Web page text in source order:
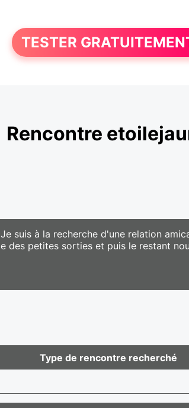
TESTER
Rencontre
Je suis à la recherche d'une relation
e des petites sorties et puis le restant
Type de rencontre recherché